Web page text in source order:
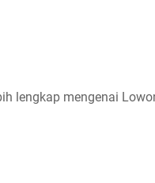
lengkap mengenai